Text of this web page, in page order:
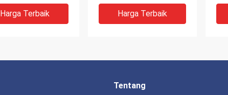
Harga Terbaik Harga Terbaik
Tentang